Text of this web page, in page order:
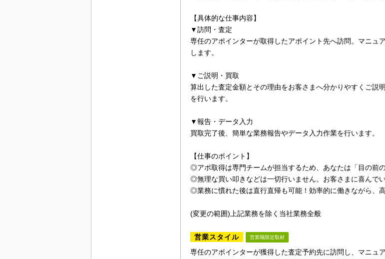
【具体的な仕事内容】
▼訪問・査定
専任のアポインターが取得したアポイント先へ訪問。マニュ
します。
▼ご説明・買取
算出した査定金額とその理由をお客さまへ分かりやすくご説
を行います。
▼報告・データ入力
買取完了後、簡単な業務報告やデータ入力作業を行います。
【仕事のポイント】
◎アポ取得は専門チームが担当するため、あなたは「目の前
◎無理な買い叩きなどは一切行いません。お客さまに喜んで
◎業務に慣れた後は直行直帰も可能！効率的に働きながら、
(変更の範囲)上記業務を除く当社業務全般
営業スタイル 営業職限定取材
専任のアポインターが獲得した査定予約先に訪問し、マニュ